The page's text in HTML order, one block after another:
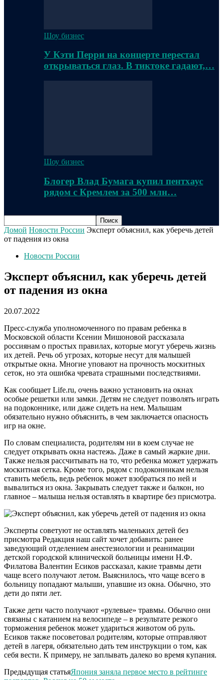
Шоу бизнес
У Кэти Перри на концерте перестал
открываться глаз. В тиктоке гадают,…
Шоу бизнес
Блогер Влад Бумага купил пентхаус
рядом с Кремлем за 500 млн…
Домой Новости России Эксперт объяснил, как уберечь детей
от падения из окна
Новости России
Эксперт объяснил, как уберечь детей
от падения из окна
20.07.2022
Пресс-служба уполномоченного по правам ребенка в
Московской области Ксении Мишоновой рассказала
россиянам о простых правилах, которые могут уберечь жизнь
их детей. Речь об угрозах, которые несут для малышей
открытые окна. Многие уповают на прочность москитных
сеток, но эта ошибка чревата страшными последствиями.
Как сообщает Life.ru, очень важно установить на окнах
особые решетки или замки. Детям не следует позволять играть
на подоконнике, или даже сидеть на нем. Малышам
обязательно нужно объяснить, в чем заключается опасность
игр на окне.
По словам специалиста, родителям ни в коем случае не
следует открывать окна настежь. Даже в самый жаркие дни.
Также нельзя рассчитывать на то, что ребенка может удержать
москитная сетка. Кроме того, рядом с подоконникам нельзя
ставить мебель, ведь ребенок может взобраться по ней и
вывалиться из окна. Закрывать следует также и балкон, но
главное – малыша нельзя оставлять в квартире без присмотра.
Эксперты советуют не оставлять маленьких детей без
присмотра Редакция наш сайт хочет добавить: ранее
заведующий отделением анестезиологии и реанимации
детской городской клинической больницы имени Н.Ф.
Филатова Валентин Есиков рассказал, какие травмы дети
чаще всего получают летом. Выяснилось, что чаще всего в
больницу попадают малыши, упавшие из окна. Обычно, это
дети до пяти лет.
Также дети часто получают «рулевые» травмы. Обычно они
связаны с катанием на велосипеде – в результате резкого
торможения ребенок может удариться животом об руль.
Есиков также посоветовал родителям, которые отправляют
детей в лагеря, обязательно дать тем инструкции о том, как
себя вести. К примеру, не заплывать далеко во время купания.
Предыдущая статьяЯпония заняла первое место в рейтинге